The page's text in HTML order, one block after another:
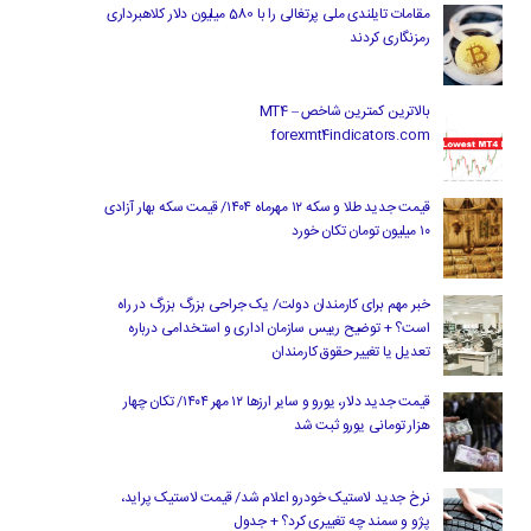
مقامات تایلندی ملی پرتغالی را با 580 میلیون دلار کلاهبرداری
رمزنگاری کردند
بالاترین کمترین شاخص MT4 –
forexmt4indicators.com
قیمت جدید طلا و سکه ۱۲ مهرماه ۱۴۰۴/ قیمت سکه بهار آزادی
۱۰ میلیون تومان تکان خورد
خبر مهم برای کارمندان دولت/ یک جراحی بزرگ بزرگ در راه
است؟ + توضیح رییس سازمان اداری و استخدامی درباره
تعدیل یا تغییر حقوق کارمندان
قیمت جدید دلار، یورو و سایر ارزها ۱۲ مهر ۱۴۰۴/ تکان چهار
هزار تومانی یورو ثبت شد
نرخ جدید لاستیک خودرو اعلام شد/ قیمت لاستیک پراید،
پژو و سمند چه تغییری کرد؟ + جدول